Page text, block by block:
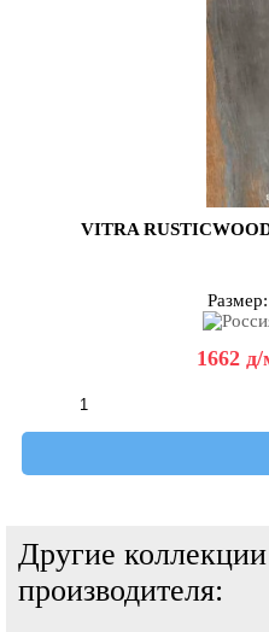
VITRA
Размер:
1662 д/
Другие
производителя: